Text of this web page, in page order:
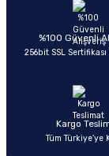
Ürün
Ürün bilgilerinde
Ürün fiyatı diğer
%100 Güvenli
256bit SSL
Kargo
Tüm Türkiye’ye